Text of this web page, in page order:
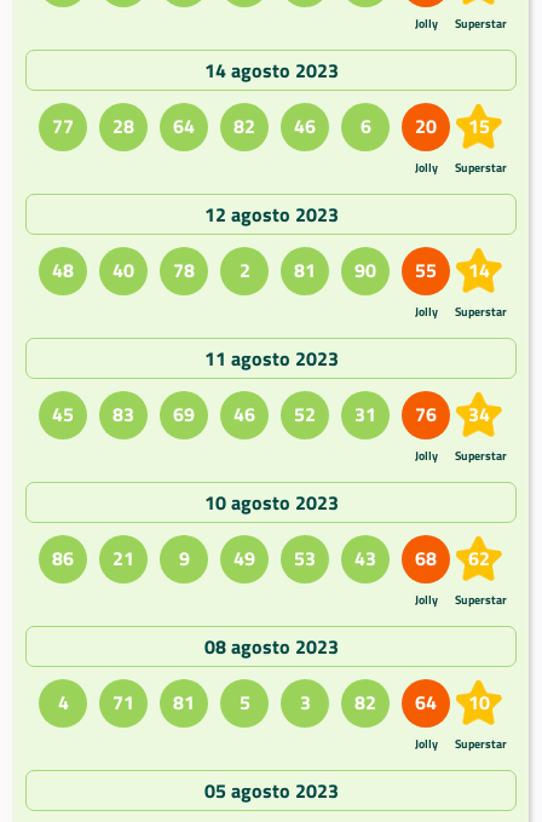
Jolly Superstar
14 agosto 2023
77
28 64 82 46 6 20
Jolly
15
Superstar
12 agosto 2023
48
40 78 2 81 90 55
Jolly
14
Superstar
11 agosto 2023
45
83 69 46 52 31 76
Jolly
34
Superstar
10 agosto 2023
86
21 9 49 53 43 68
Jolly
62
Superstar
08 agosto 2023
4
71 81 5 3 82 64
Jolly
10
Superstar
05 agosto 2023